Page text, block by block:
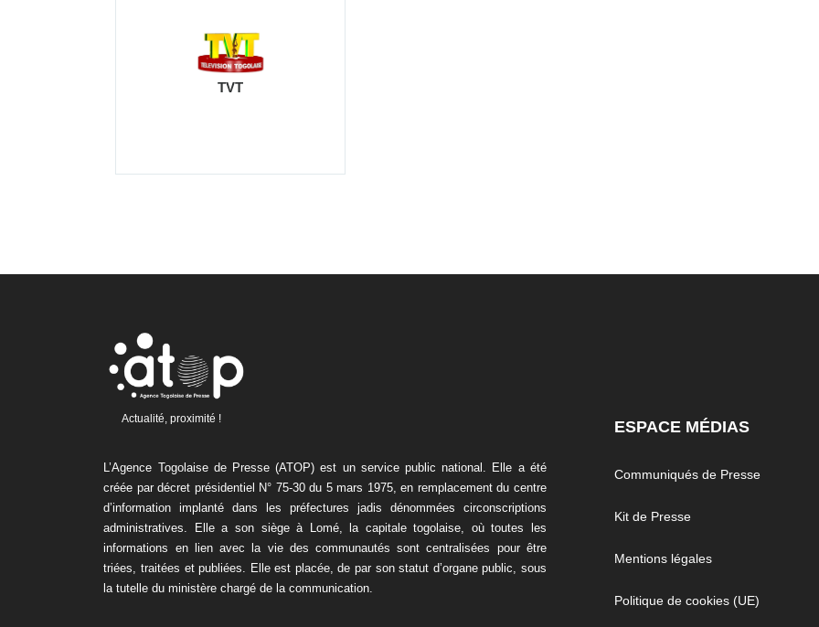
TVT
Actualité, proximité !
L’Agence Togolaise de Presse (ATOP) est un service public national. Elle a été
créée par décret présidentiel N° 75-30 du 5 mars 1975, en remplacement du centre
d’information implanté dans les préfectures jadis dénommées circonscriptions
administratives. Elle a son siège à Lomé, la capitale togolaise, où toutes les
informations en lien avec la vie des communautés sont centralisées pour être
triées, traitées et publiées. Elle est placée, de par son statut d’organe public, sous
la tutelle du ministère chargé de la communication.
ESPACE MÉDIAS
Communiqués de Presse
Kit de Presse
Mentions légales
Politique de cookies (UE)